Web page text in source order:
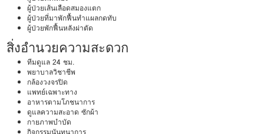
ผู้ป่วยเส้นเลือดสมองแตก
ผู้ป่วยที่มาพักฟื้นทำแผลกดทับ
ผู้ป่วยพักฟื้นหลังผ่าตัด
สิ่งอำนวยความสะดวก
ทีมดูแล 24 ชม.
พยาบาลวิชาชีพ
กล้องวงจรปิด
แพทย์เฉพาะทาง
อาหารตามโภชนาการ
ดูแลความสะอาด ซักผ้า
กายภาพบำบัด
กิจกรรมนันทนาการ